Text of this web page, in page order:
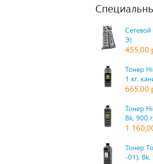
Э)
455,00
Тонер
1 кг,
665,00
Тонер
Bk, 900
1
Тонер
-01), Bk,